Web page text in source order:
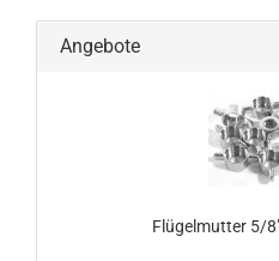
Angebote
Flügelmutter 5/